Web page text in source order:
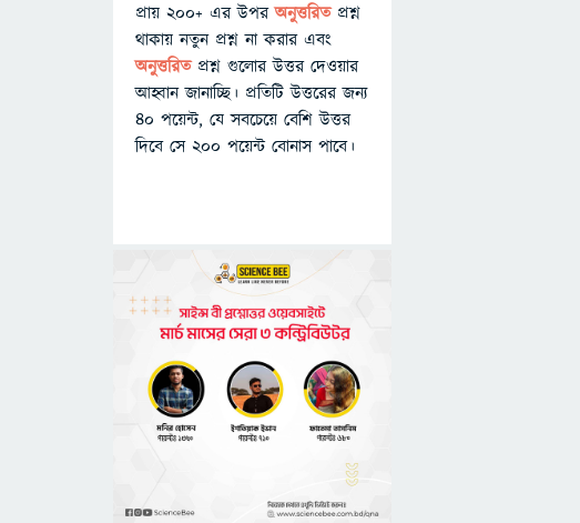
প্রায় ২০০+ এর উপরঅনুত্তরিতপ্রশ্ন
থাকায় নতুন প্রশ্ন না করার এবং
অনুত্তরিত প্রশ্ন গুলোর উত্তর দেওয়ার
আহ্বান জানাচ্ছি। প্রতিটি উত্তরের জন্য
৪০ পয়েন্ট, যে সবচেয়ে বেশি উত্তর
দিবে সে ২০০ পয়েন্ট বোনাস পাবে।